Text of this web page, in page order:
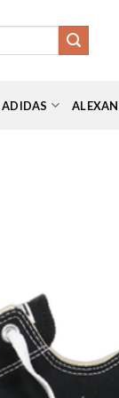
ADIDAS